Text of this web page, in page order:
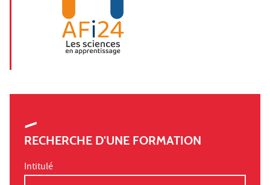
RECHERCHE D'UNE FORMATION
Intitulé